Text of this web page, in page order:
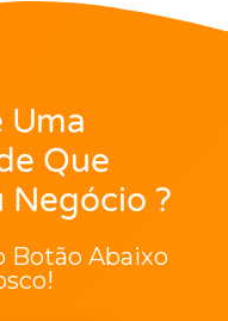
Uma
Que
Negócio ?
Botão Abaixo